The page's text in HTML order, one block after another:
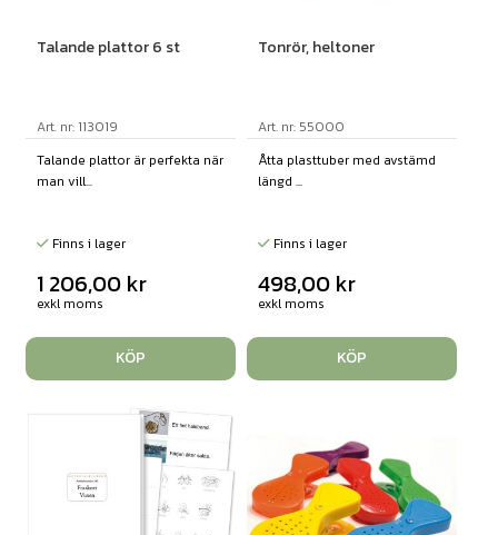
Talande plattor 6 st
Art. nr: 113019
Talande plattor är perfekta när
man vill...
Finns i lager
1 206,00 kr
exkl moms
KÖP
Tonrör, heltoner
Art. nr: 55000
Åtta plasttuber med avstämd
längd ...
Finns i lager
498,00 kr
exkl moms
KÖP